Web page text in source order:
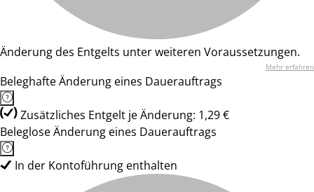
Änderung des Entgelts unter weiteren Voraussetzungen.
Mehr erfahren
Beleghafte Änderung eines Dauerauftrags
Zusätzliches Entgelt je Änderung: 1,29 €
Beleglose Änderung eines Dauerauftrags
In der Kontoführung enthalten